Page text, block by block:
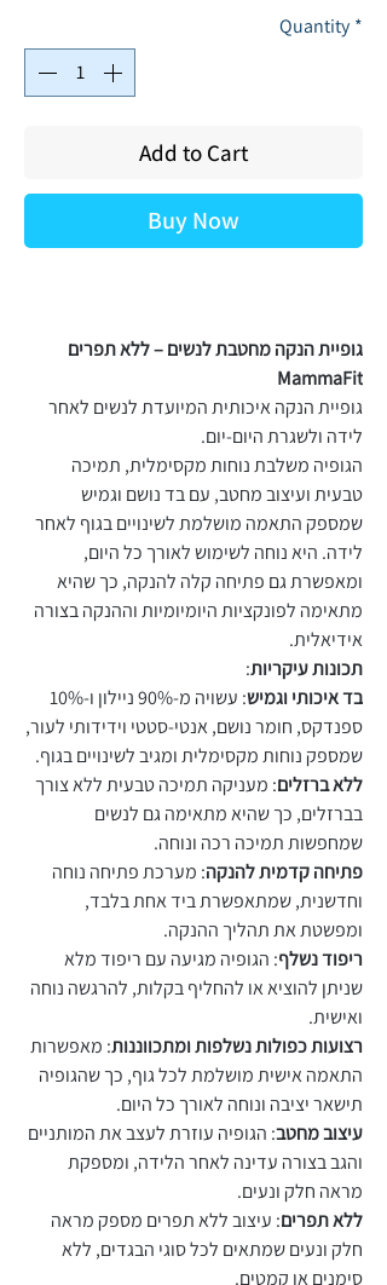
Quantity *
Add to Cart
Buy Now
גופיית הנקה מחטבת לנשים – ללא תפרים
MammaFit
גופיית הנקה איכותית המיועדת לנשים לאחר
לידה ולשגרת היום-יום.
הגופיה משלבת נוחות מקסימלית, תמיכה
טבעית ועיצוב מחטב, עם בד נושם וגמיש
שמספק התאמה מושלמת לשינויים בגוף לאחר
לידה. היא נוחה לשימוש לאורך כל היום,
ומאפשרת גם פתיחה קלה להנקה, כך שהיא
מתאימה לפונקציות היומיומיות וההנקה בצורה
אידיאלית.
תכונות עיקריות:
בד איכותי וגמיש
: עשויה מ-90% ניילון ו-10%
ספנדקס, חומר נושם, אנטי-סטטי וידידותי לעור,
שמספק נוחות מקסימלית ומגיב לשינויים בגוף.
ללא ברזלים: מעניקה תמיכה טבעית ללא צורך
בברזלים, כך שהיא מתאימה גם לנשים
שמחפשות תמיכה רכה ונוחה.
פתיחה קדמית להנקה: מערכת פתיחה נוחה
וחדשנית, שמתאפשרת ביד אחת בלבד,
ומפשטת את תהליך ההנקה.
ריפוד נשלף: הגופיה מגיעה עם ריפוד מלא
שניתן להוציא או להחליף בקלות, להרגשה נוחה
ואישית.
רצועות כפולות נשלפות ומתכווננות: מאפשרות
התאמה אישית מושלמת לכל גוף, כך שהגופיה
תישאר יציבה ונוחה לאורך כל היום.
עיצוב מחטב: הגופיה עוזרת לעצב את המותניים
והגב בצורה עדינה לאחר הלידה, ומספקת
מראה חלק ונעים.
ללא תפרים: עיצוב ללא תפרים מספק מראה
חלק ונעים שמתאים לכל סוגי הבגדים, ללא
סימנים או קמטים.